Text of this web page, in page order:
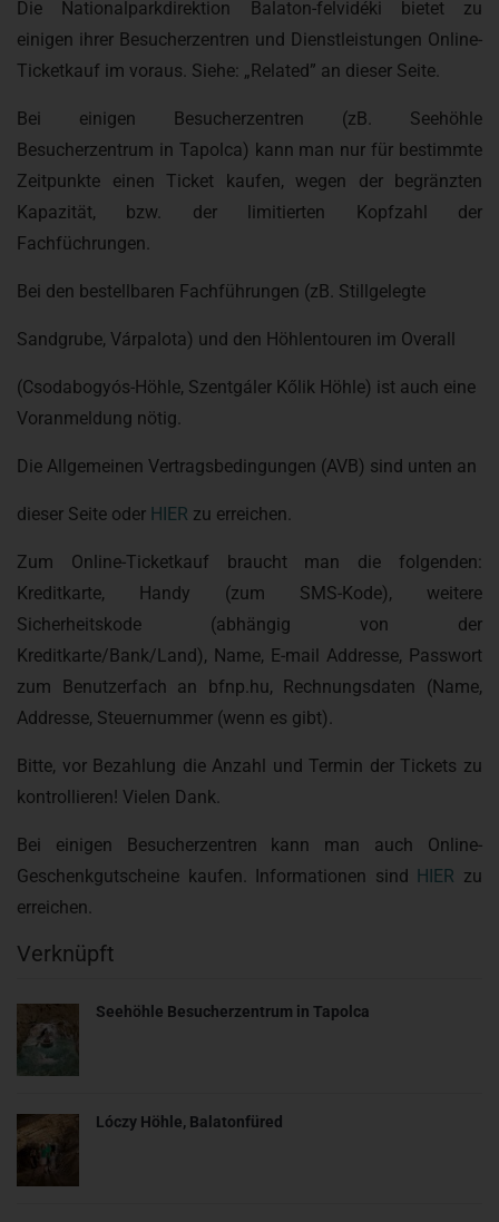
Die Nationalparkdirektion Balaton-felvidéki bietet zu
einigen ihrer Besucherzentren und Dienstleistungen Online-
Ticketkauf im voraus. Siehe: „Related” an dieser Seite.
Bei einigen Besucherzentren (zB. Seehöhle
Besucherzentrum in Tapolca) kann man nur für bestimmte
Zeitpunkte einen Ticket kaufen, wegen der begränzten
Kapazität, bzw. der limitierten Kopfzahl der
Fachfüchrungen.
Bei den bestellbaren Fachführungen (zB. Stillgelegte
Sandgrube, Várpalota) und den Höhlentouren im Overall
(Csodabogyós-Höhle, Szentgáler Kőlik Höhle) ist auch eine
Voranmeldung nötig.
Die Allgemeinen Vertragsbedingungen (AVB) sind unten an
dieser Seite oder HIER zu erreichen.
Zum Online-Ticketkauf braucht man die folgenden:
Kreditkarte, Handy (zum SMS-Kode), weitere
Sicherheitskode (abhängig von der
Kreditkarte/Bank/Land), Name, E-mail Addresse, Passwort
zum Benutzerfach an bfnp.hu, Rechnungsdaten (Name,
Addresse, Steuernummer (wenn es gibt).
Bitte, vor Bezahlung die Anzahl und Termin der Tickets zu
kontrollieren! Vielen Dank.
Bei einigen Besucherzentren kann man auch Online-
Geschenkgutscheine kaufen. Informationen sind
HIER zu
erreichen.
Verknüpft
Seehöhle Besucherzentrum in Tapolca
Lóczy Höhle, Balatonfüred